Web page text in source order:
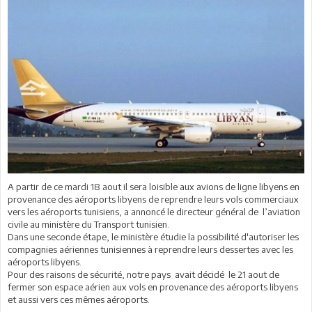
A partir de ce mardi 18 aout il sera loisible aux avions de ligne libyens en
provenance des aéroports libyens de reprendre leurs vols commerciaux
vers les aéroports tunisiens, a annoncé le directeur général de l’aviation
civile au ministère du Transport tunisien.
Dans une seconde étape, le ministère étudie la possibilité d'autoriser les
compagnies aériennes tunisiennes à reprendre leurs dessertes avec les
aéroports libyens.
Pour des raisons de sécurité, notre pays avait décidé le 21 aout de
fermer son espace aérien aux vols en provenance des aéroports libyens
et aussi vers ces mêmes aéroports.